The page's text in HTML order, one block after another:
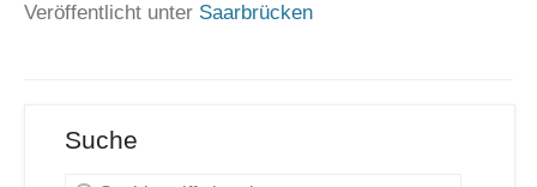
Veröffentlicht unter Saarbrücken
Suche